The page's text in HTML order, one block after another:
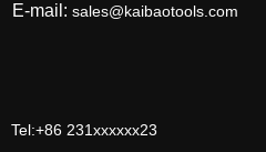
E-mail: sales@kaibaotools.com
Tel:+86 231xxxxxx23